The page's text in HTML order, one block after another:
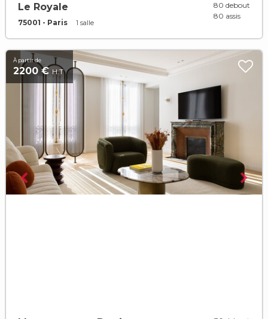
Le Royale
75001 - Paris 1 salle
80 debout
80 assis
À partir de
2200 € H.T